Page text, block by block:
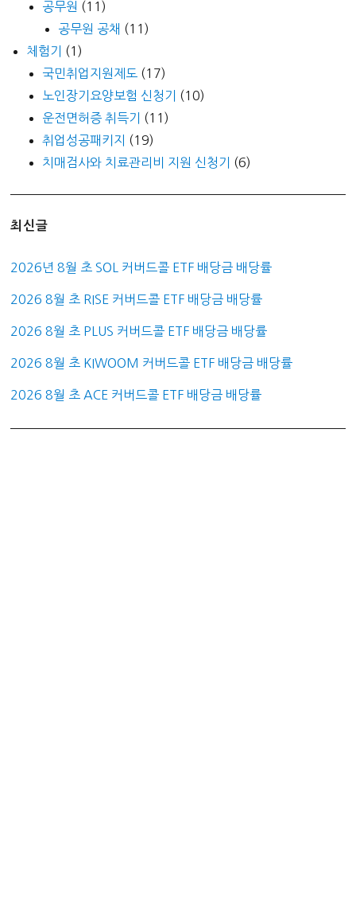
공무원 (11)
공무원 공채 (11)
체험기
(1)
국민취업지원제도 (17)
노인장기요양보험 신청기
(10)
운전면허증 취득기
(11)
취업성공패키지
(19)
치매검사와 치료관리비 지원 신청기
(6)
최신글
2026년 8월 초 SOL 커버드콜 ETF 배당금 배당률
2026 8월 초 RISE 커버드콜 ETF 배당금 배당률
2026 8월 초 PLUS 커버드콜 ETF 배당금 배당률
2026 8월 초 KIWOOM 커버드콜 ETF 배당금 배당률
2026 8월 초 ACE 커버드콜 ETF 배당금 배당률